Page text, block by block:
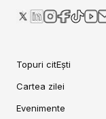
Topuri citEști
Cartea zilei
Evenimente